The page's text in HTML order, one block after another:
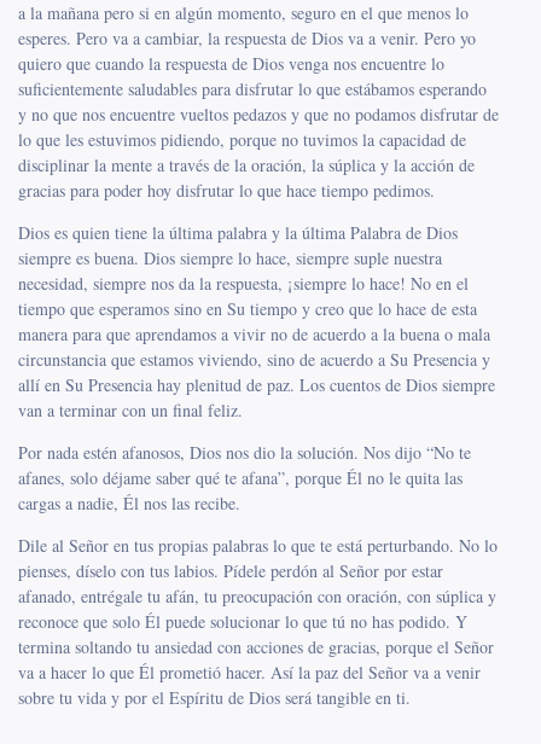
a la mañana pero si en algún momento, seguro en el que menos lo
esperes. Pero va a cambiar, la respuesta de Dios va a venir. Pero yo
quiero que cuando la respuesta de Dios venga nos encuentre lo
suficientemente saludables para disfrutar lo que estábamos esperando
y no que nos encuentre vueltos pedazos y que no podamos disfrutar de
lo que les estuvimos pidiendo, porque no tuvimos la capacidad de
disciplinar la mente a través de la oración, la súplica y la acción de
gracias para poder hoy disfrutar lo que hace tiempo pedimos.
Dios es quien tiene la última palabra y la última Palabra de Dios
siempre es buena. Dios siempre lo hace, siempre suple nuestra
necesidad, siempre nos da la respuesta, ¡siempre lo hace! No en el
tiempo que esperamos sino en Su tiempo y creo que lo hace de esta
manera para que aprendamos a vivir no de acuerdo a la buena o mala
circunstancia que estamos viviendo, sino de acuerdo a Su Presencia y
allí en Su Presencia hay plenitud de paz. Los cuentos de Dios siempre
van a terminar con un final feliz.
Por nada estén afanosos, Dios nos dio la solución. Nos dijo “No te
afanes, solo déjame saber qué te afana”, porque Él no le quita las
cargas a nadie, Él nos las recibe.
Dile al Señor en tus propias palabras lo que te está perturbando. No lo
pienses, díselo con tus labios. Pídele perdón al Señor por estar
afanado, entrégale tu afán, tu preocupación con oración, con súplica y
reconoce que solo Él puede solucionar lo que tú no has podido. Y
termina soltando tu ansiedad con acciones de gracias, porque el Señor
va a hacer lo que Él prometió hacer. Así la paz del Señor va a venir
sobre tu vida y por el Espíritu de Dios será tangible en ti.